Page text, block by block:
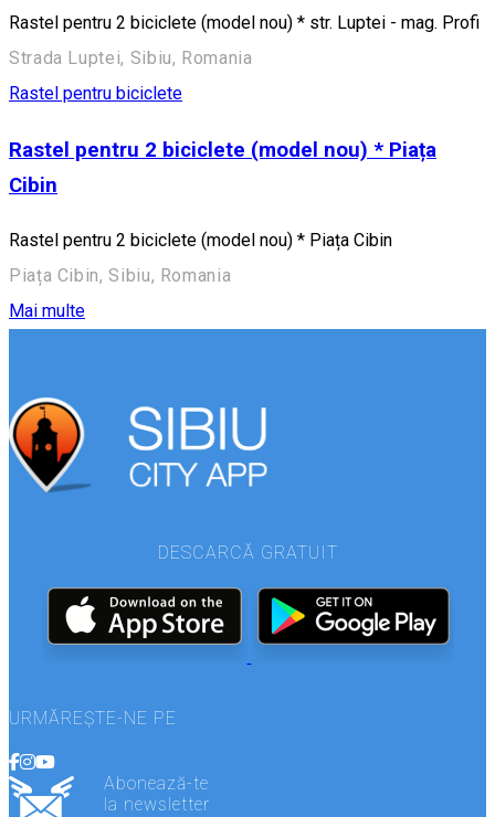
Rastel pentru 2 biciclete (model nou) * str. Luptei - mag. Profi
Strada Luptei, Sibiu, Romania
Rastel pentru biciclete
Rastel pentru 2 biciclete (model nou) * Piața
Cibin
Rastel pentru 2 biciclete (model nou) * Piața Cibin
Piața Cibin, Sibiu, Romania
Mai multe
DESCARCĂ GRATUIT
URMĂREȘTE-NE PE
Abonează-te
la newsletter